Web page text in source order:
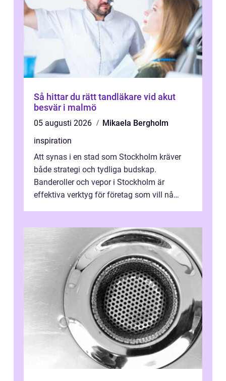
Så hittar du rätt tandläkare vid akut
besvär i malmö
05 augusti 2026
Mikaela Bergholm
inspiration
Att synas i en stad som Stockholm kräver
både strategi och tydliga budskap.
Banderoller och vepor i Stockholm är
effektiva verktyg för företag som vill nå